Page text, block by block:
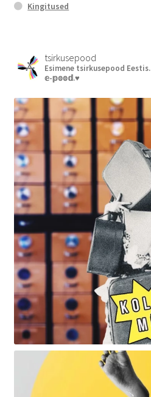
Kingitused
tsirkusepood
Esimene tsirkusepood Eestis.
𝕖-𝕡𝕠𝕠𝕕.♥︎